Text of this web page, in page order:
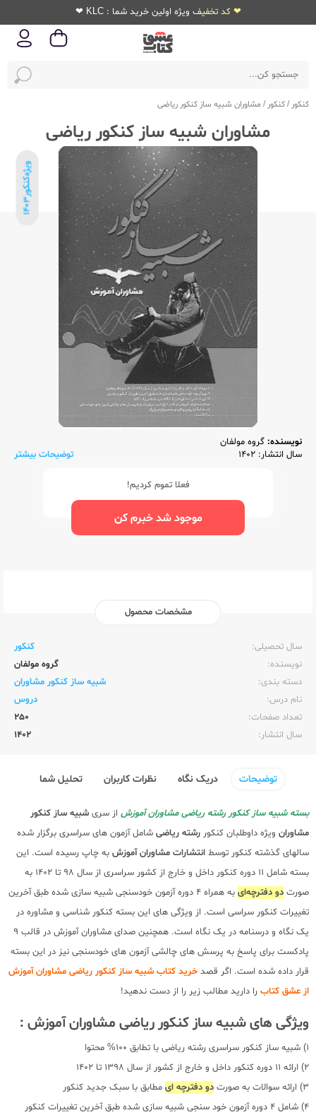
❤ کد تخفیف ویژه اولین خرید شما : KLC ❤
کنکور /کنکور / مشاوران شبیه ساز کنکور ریاضی
مشاوران شبیه ساز کنکور ریاضی
ویژه‌کنکور
1403
نویسنده: گروه مولفان
سال انتشار: 1402
توضیحات بیشتر
فعلا تموم کردیم!
موجود شد خبرم کن
مشخصات محصول
سال تحصیلی:‌
کنکور
نویسنده:‌
گروه مولفان
دسته بندی:
شبیه ساز کنکور مشاوران
نام درس:
دروس
تعداد صفحات:‌
250
سال انتشار:‌
1402
توضیحات دریک نگاه نظرات کاربران تحلیل شما
بسته شبیه ساز کنکور رشته ریاضی مشاوران آموزش از سری شبیه ساز کنکور
مشاوران ویژه داوطلبان کنکور رشته ریاضی شامل آزمون های سراسری برگزار شده
سالهای گذشته کنکور توسط انتشارات مشاوران آموزش به چاپ رسیده است. این
بسته شامل 11 دوره کنکور داخل و خارج از کشور سراسری از سال 98 تا 1402 به
صورت دو دفترچه‌ای
به همراه 4 دوره آزمون خودسنجی شبیه سازی شده طبق آخرین
تغییرات کنکور سراسی است. از ویژگی های این بسته کنکور شناسی و مشاوره در
یک نگاه و درسنامه در یک نگاه است. همچنین صدای مشاوران آموزش در قالب 9
پادکست برای پاسخ به پرسش های چالشی آزمون های خودسنجی نیز در این بسته
قرار داده شده است. اگر قصد خرید کتاب شبیه ساز کنکور ریاضی مشاوران آموزش
از عشق کتاب را دارید مطالب زیر را از دست ندهید!
ویژگی های شبیه ساز کنکور ریاضی مشاوران آموزش :
1) شبیه ساز کنکور سراسری رشته ریاضی با تطابق 100% محتوا
2) ارائه 11 دوره کنکور داخل و خارج از کشور از سال 1398 تا 1402
3) ارائه سوالات به صورت
دو دفترچه ای مطابق با سبک جدید کنکور
4) شامل 4 دوره آزمون خود سنجی شبیه سازی شده طبق آخرین تغییرات کنکور